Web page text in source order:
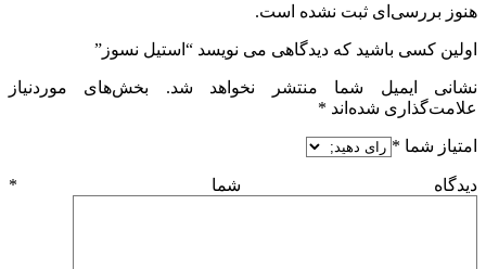
هنوز بررسی‌ای ثبت نشده است.
اولین کسی باشید که دیدگاهی می نویسد “استیل نسوز”
نشانی ایمیل شما منتشر نخواهد شد.
بخش‌های موردنیاز
علامت‌گذاری شده‌اند *
امتیاز شما *
دیدگاه شما *